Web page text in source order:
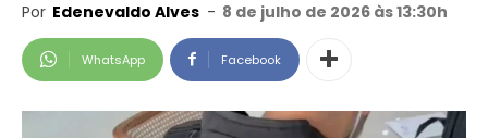
Por Edenevaldo Alves - 8 de julho de 2026 às 13:30h
WhatsApp Facebook